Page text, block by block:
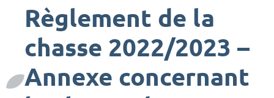
Règlement de la
chasse 2022/2023 –
Annexe concernant